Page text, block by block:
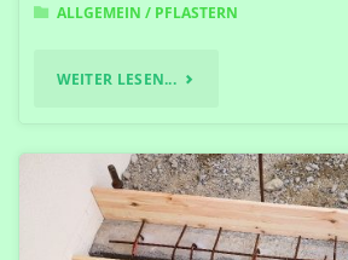
ALLGEMEIN / PFLASTERN
WEITER LESEN... "VORBEREITUNGEN
DEM
PFLASTERN"